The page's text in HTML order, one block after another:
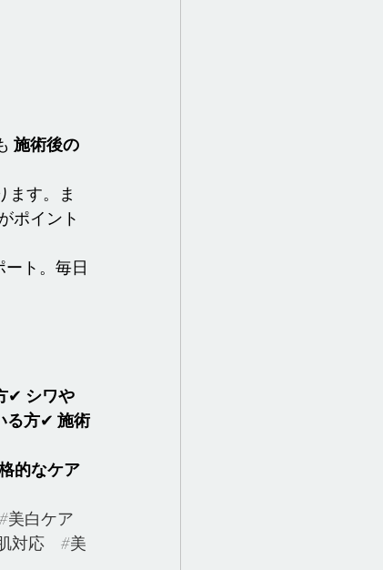
施術後の
ます。ま
ポイント
ト。毎日
✔ シワや
る方✔ 施術
的なケア
#美白ケア
対応
#美